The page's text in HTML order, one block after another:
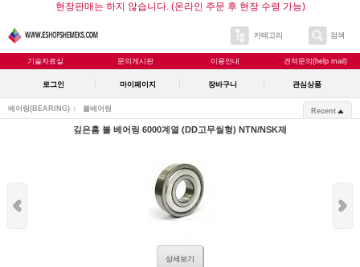
현장판매는 하지 않습니다. (온라인 주문 후 현장 수령 가능)
카테고리 검색
기술자료실 문의게시판 이용안내 견적문의(help mail)
로그인 마이페이지 장바구니 관심상품
베어링(BEARING) 볼베어링 Recent
깊은홈 볼 베어링 6000계열 (DD고무씰형) NTN/NSK제
상세보기